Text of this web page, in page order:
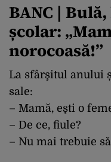
BANC |
școlar:
norocoasă!”
La sfârşitul anului
sale:
– Mamă, eşti o
– De ce, fiule?
– Nu mai trebuie